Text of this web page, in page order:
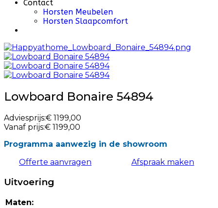
Contact
Horsten Meubelen
Horsten Slaapcomfort
Lowboard Bonaire 54894
Adviesprijs:€ 1199,00
Vanaf prijs:€ 1199,00
Programma aanwezig in de showroom
Offerte aanvragen
Afspraak maken
Uitvoering
Maten: